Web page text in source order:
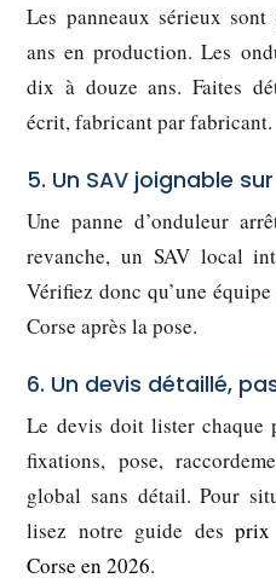
Les panneaux sérieux
ans en production. Les
dix à douze ans. Faites
écrit, fabricant par fabricant.
5. Un SAV joignable sur
Une panne d’onduleur
revanche, un SAV local
Vérifiez donc qu’une
Corse après la pose.
6. Un devis détaillé,
Le devis doit lister chaque
fixations, pose,
global sans détail. Pour
lisez notre guide des prix
Corse en 2026.